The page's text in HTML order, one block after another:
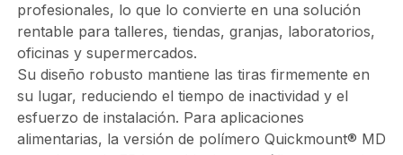
profesionales, lo que lo convierte en una solución
rentable para talleres, tiendas, granjas, laboratorios,
oficinas y supermercados.
Su diseño robusto mantiene las tiras firmemente en
su lugar, reduciendo el tiempo de inactividad y el
esfuerzo de instalación. Para aplicaciones
alimentarias, la versión de polímero Quickmount® MD